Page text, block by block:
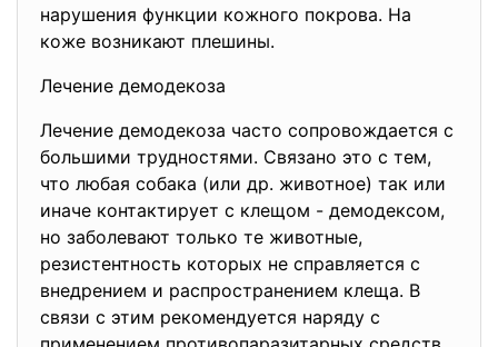
нарушения функции кожного покрова. На
коже возникают плешины.
Лечение демодекоза
Лечение демодекоза часто сопровождается с
большими трудностями. Связано это с тем,
что любая собака (или др. животное) так или
иначе контактирует с клещом - демодексом,
но заболевают только те животные,
резистентность которых не справляется с
внедрением и распространением клеща. В
связи с этим рекомендуется наряду с